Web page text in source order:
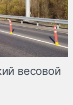
весовой